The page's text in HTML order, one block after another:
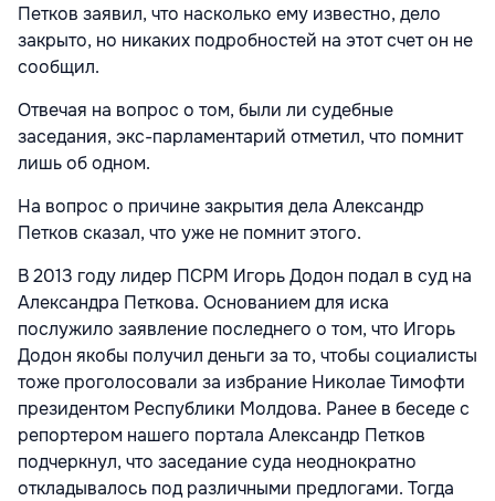
Петков заявил, что насколько ему известно, дело
закрыто, но никаких подробностей на этот счет он не
сообщил.
Отвечая на вопрос о том, были ли судебные
заседания, экс-парламентарий отметил, что помнит
лишь об одном.
На вопрос о причине закрытия дела Александр
Петков сказал, что уже не помнит этого.
В 2013 году лидер ПСРМ Игорь Додон подал в суд на
Александра Петкова. Основанием для иска
послужило заявление последнего о том, что Игорь
Додон якобы получил деньги за то, чтобы социалисты
тоже проголосовали за избрание Николае Тимофти
президентом Республики Молдова. Ранее в беседе с
репортером нашего портала Александр Петков
подчеркнул, что заседание суда неоднократно
откладывалось под различными предлогами. Тогда